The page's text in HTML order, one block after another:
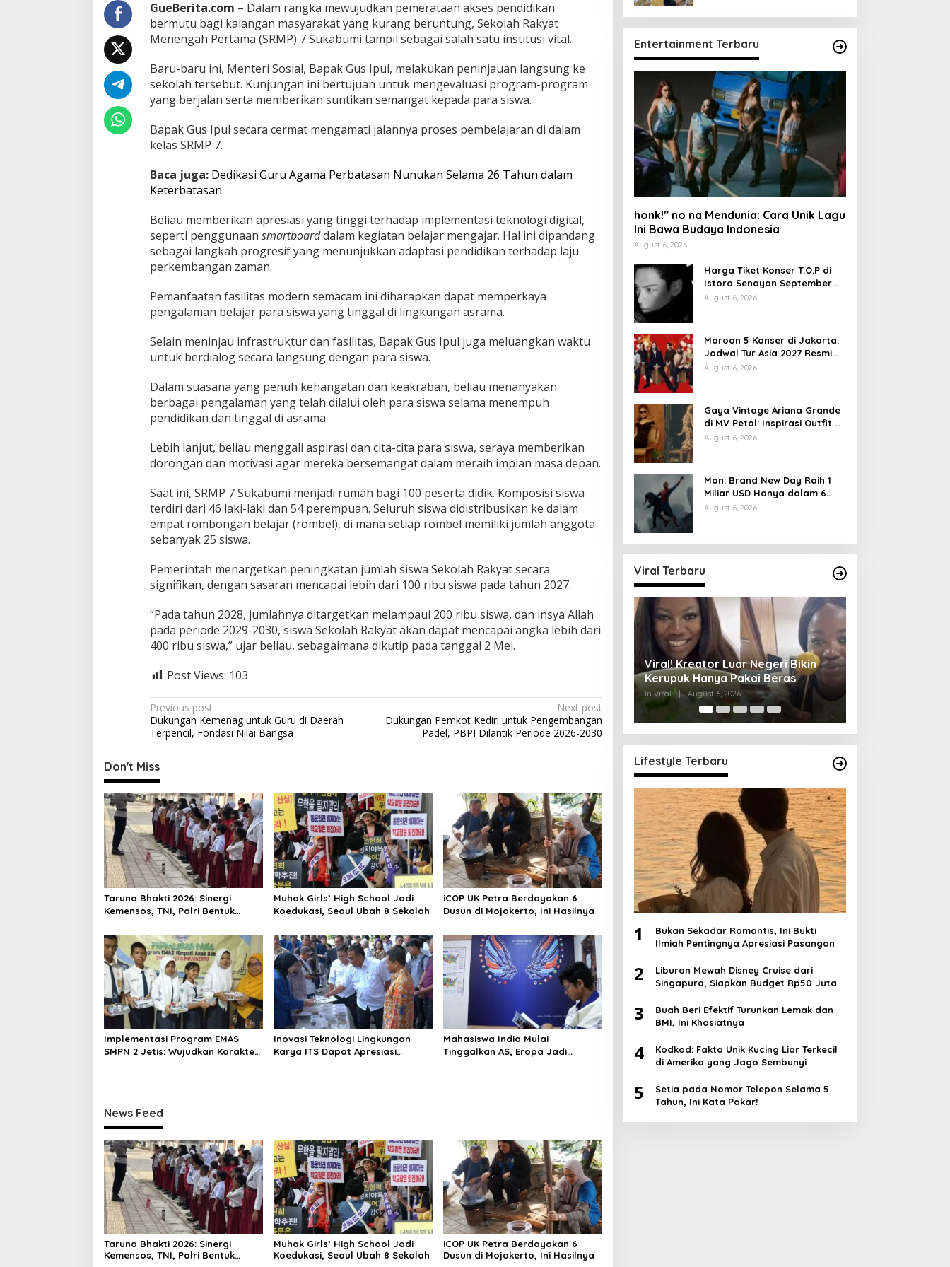
t
k
a
4
0
R
b
u
i
s
w
p
a
d
a
2
3
0
GueBerita.com – Dalam rangka mewujudkan pemerataan akses pendidikan
bermutu bagi kalangan masyarakat yang kurang beruntung, Sekolah Rakyat
Menengah Pertama (SRMP) 7 Sukabumi tampil sebagai salah satu institusi vital.
Baru-baru ini, Menteri Sosial, Bapak Gus Ipul, melakukan peninjauan langsung ke
sekolah tersebut. Kunjungan ini bertujuan untuk mengevaluasi program-program
yang berjalan serta memberikan suntikan semangat kepada para siswa.
Bapak Gus Ipul secara cermat mengamati jalannya proses pembelajaran di dalam
kelas SRMP 7.
Baca juga: Dedikasi Guru Agama Perbatasan Nunukan Selama 26 Tahun dalam
Keterbatasan
Beliau memberikan apresiasi yang tinggi terhadap implementasi teknologi digital,
seperti penggunaan smartboarddalam kegiatan belajar mengajar. Hal ini dipandang
sebagai langkah progresif yang menunjukkan adaptasi pendidikan terhadap laju
perkembangan zaman.
Pemanfaatan fasilitas modern semacam ini diharapkan dapat memperkaya
pengalaman belajar para siswa yang tinggal di lingkungan asrama.
Selain meninjau infrastruktur dan fasilitas, Bapak Gus Ipul juga meluangkan waktu
untuk berdialog secara langsung dengan para siswa.
Dalam suasana yang penuh kehangatan dan keakraban, beliau menanyakan
berbagai pengalaman yang telah dilalui oleh para siswa selama menempuh
pendidikan dan tinggal di asrama.
Lebih lanjut, beliau menggali aspirasi dan cita-cita para siswa, seraya memberikan
dorongan dan motivasi agar mereka bersemangat dalam meraih impian masa depan.
Saat ini, SRMP 7 Sukabumi menjadi rumah bagi 100 peserta didik. Komposisi siswa
terdiri dari 46 laki-laki dan 54 perempuan. Seluruh siswa didistribusikan ke dalam
empat rombongan belajar (rombel), di mana setiap rombel memiliki jumlah anggota
sebanyak 25 siswa.
Pemerintah menargetkan peningkatan jumlah siswa Sekolah Rakyat secara
signifikan, dengan sasaran mencapai lebih dari 100 ribu siswa pada tahun 2027.
“Pada tahun 2028, jumlahnya ditargetkan melampaui 200 ribu siswa, dan insya Allah
pada periode 2029-2030, siswa Sekolah Rakyat akan dapat mencapai angka lebih dari
400 ribu siswa,” ujar beliau, sebagaimana dikutip pada tanggal 2 Mei.
Post Views: 103
P
o
t
n
a
v
i
g
a
t
i
o
n
Previous post
Dukungan Kemenag untuk Guru di Daerah
Terpencil, Fondasi Nilai Bangsa
Next post
Dukungan Pemkot Kediri untuk Pengembangan
Padel, PBPI Dilantik Periode 2026-2030
Don't Miss
Taruna Bhakti 2026: Sinergi
Kemensos, TNI, Polri Bentuk
Muhak Girls’ High School Jadi
Koedukasi, Seoul Ubah 8 Sekolah
iCOP UK Petra Berdayakan 6
Dusun di Mojokerto, Ini Hasilnya
Implementasi Program EMAS
SMPN 2 Jetis: Wujudkan Karakter
Inovasi Teknologi Lingkungan
Karya ITS Dapat Apresiasi
Mahasiswa India Mulai
Tinggalkan AS, Eropa Jadi
News Feed
Taruna Bhakti 2026: Sinergi
Kemensos, TNI, Polri Bentuk
Muhak Girls’ High School Jadi
Koedukasi, Seoul Ubah 8 Sekolah
iCOP UK Petra Berdayakan 6
Dusun di Mojokerto, Ini Hasilnya
Entertainment Terbaru
honk!” no na Mendunia: Cara Unik Lagu
Ini Bawa Budaya Indonesia
August 6, 2026
Harga Tiket Konser T.O.P di
Istora Senayan September
2026
August 6, 2026
Maroon 5 Konser di Jakarta:
Jadwal Tur Asia 2027 Resmi
Dirilis
August 6, 2026
Gaya Vintage Ariana Grande
di MV Petal: Inspirasi Outfit &
Makeup
August 6, 2026
Man: Brand New Day Raih 1
Miliar USD Hanya dalam 6
Hari
August 6, 2026
Viral Terbaru
Yurizal Meninggal Usai Menunggu
8 Jam di RS, Begini Kronologinya
In Viral | August 6, 2026
Lifestyle Terbaru
1
Bukan Sekadar Romantis, Ini Bukti
Ilmiah Pentingnya Apresiasi Pasangan
2
Liburan Mewah Disney Cruise dari
Singapura, Siapkan Budget Rp50 Juta
3
Buah Beri Efektif Turunkan Lemak dan
BMI, Ini Khasiatnya
4
Kodkod: Fakta Unik Kucing Liar Terkecil
di Amerika yang Jago Sembunyi
5
Setia pada Nomor Telepon Selama 5
Tahun, Ini Kata Pakar!